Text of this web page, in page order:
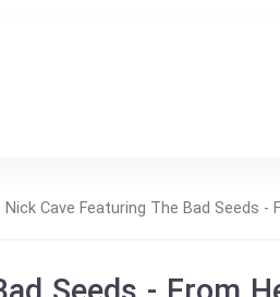
Nick Cave Featuring The Bad Seeds